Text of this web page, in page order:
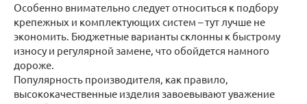
Особенно внимательно следует относиться к подбору
крепежных и комплектующих систем – тут лучше не
экономить. Бюджетные варианты склонны к быстрому
износу и регулярной замене, что обойдется намного
дороже.
Популярность производителя, как правило,
высококачественные изделия завоевывают уважение